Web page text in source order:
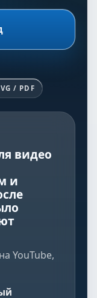
/ PDF
видео
и
YouTube,